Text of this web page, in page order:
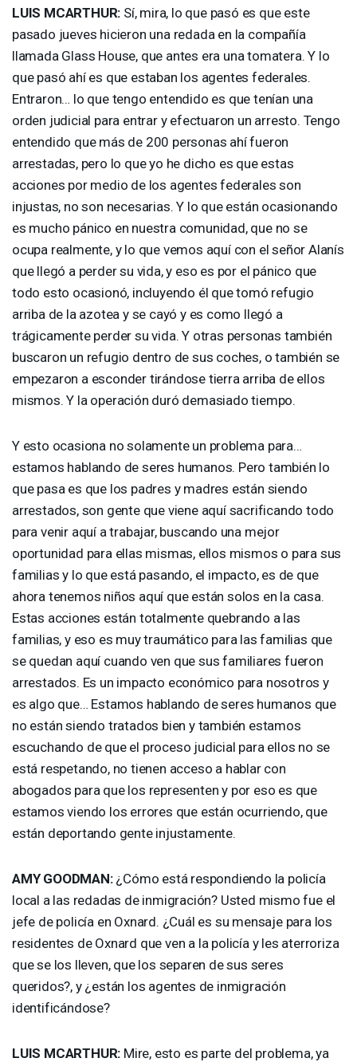
LUIS MCARTHUR: Sí, mira, lo que pasó es que este
pasado jueves hicieron una redada en la compañía
llamada Glass House, que antes era una tomatera. Y lo
que pasó ahí es que estaban los agentes federales.
Entraron… lo que tengo entendido es que tenían una
orden judicial para entrar y efectuaron un arresto. Tengo
entendido que más de 200 personas ahí fueron
arrestadas, pero lo que yo he dicho es que estas
acciones por medio de los agentes federales son
injustas, no son necesarias. Y lo que están ocasionando
es mucho pánico en nuestra comunidad, que no se
ocupa realmente, y lo que vemos aquí con el señor Alanís
que llegó a perder su vida, y eso es por el pánico que
todo esto ocasionó, incluyendo él que tomó refugio
arriba de la azotea y se cayó y es como llegó a
trágicamente perder su vida. Y otras personas también
buscaron un refugio dentro de sus coches, o también se
empezaron a esconder tirándose tierra arriba de ellos
mismos. Y la operación duró demasiado tiempo.
Y esto ocasiona no solamente un problema para…
estamos hablando de seres humanos. Pero también lo
que pasa es que los padres y madres están siendo
arrestados, son gente que viene aquí sacrificando todo
para venir aquí a trabajar, buscando una mejor
oportunidad para ellas mismas, ellos mismos o para sus
familias y lo que está pasando, el impacto, es de que
ahora tenemos niños aquí que están solos en la casa.
Estas acciones están totalmente quebrando a las
familias, y eso es muy traumático para las familias que
se quedan aquí cuando ven que sus familiares fueron
arrestados. Es un impacto económico para nosotros y
es algo que… Estamos hablando de seres humanos que
no están siendo tratados bien y también estamos
escuchando de que el proceso judicial para ellos no se
está respetando, no tienen acceso a hablar con
abogados para que los representen y por eso es que
estamos viendo los errores que están ocurriendo, que
están deportando gente injustamente.
AMY GOODMAN:¿Cómo está respondiendo la policía
local a las redadas de inmigración? Usted mismo fue el
jefe de policía en Oxnard. ¿Cuál es su mensaje para los
residentes de Oxnard que ven a la policía y les aterroriza
que se los lleven, que los separen de sus seres
queridos?, y ¿están los agentes de inmigración
identificándose?
LUIS MCARTHUR: Mire, esto es parte del problema, ya